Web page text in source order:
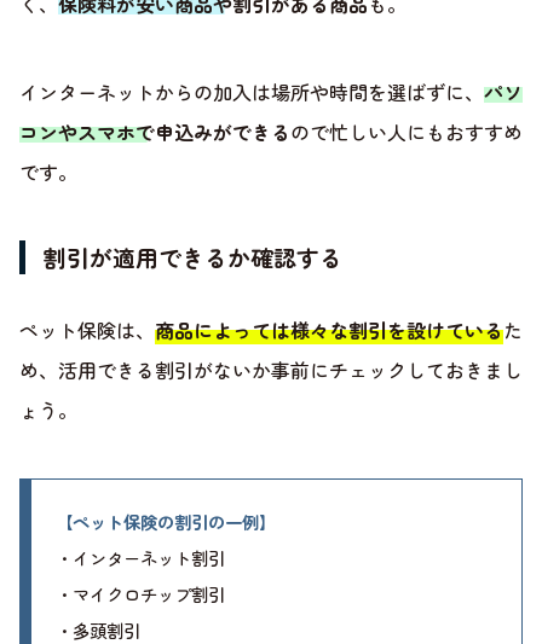
インターネットからの加入は場所や時間を選ばずに、 パソ
コンやスマホで申込みができるので忙しい人にもおすすめ
です。
割引が適用できるか確認する
ペット保険は、 商品によっては様々な割引を設けているた
め、活用できる割引がないか事前にチェックしておきまし
ょう。
【ペット保険の割引の一例】
・インターネット割引
・マイクロチップ割引
・多頭割引